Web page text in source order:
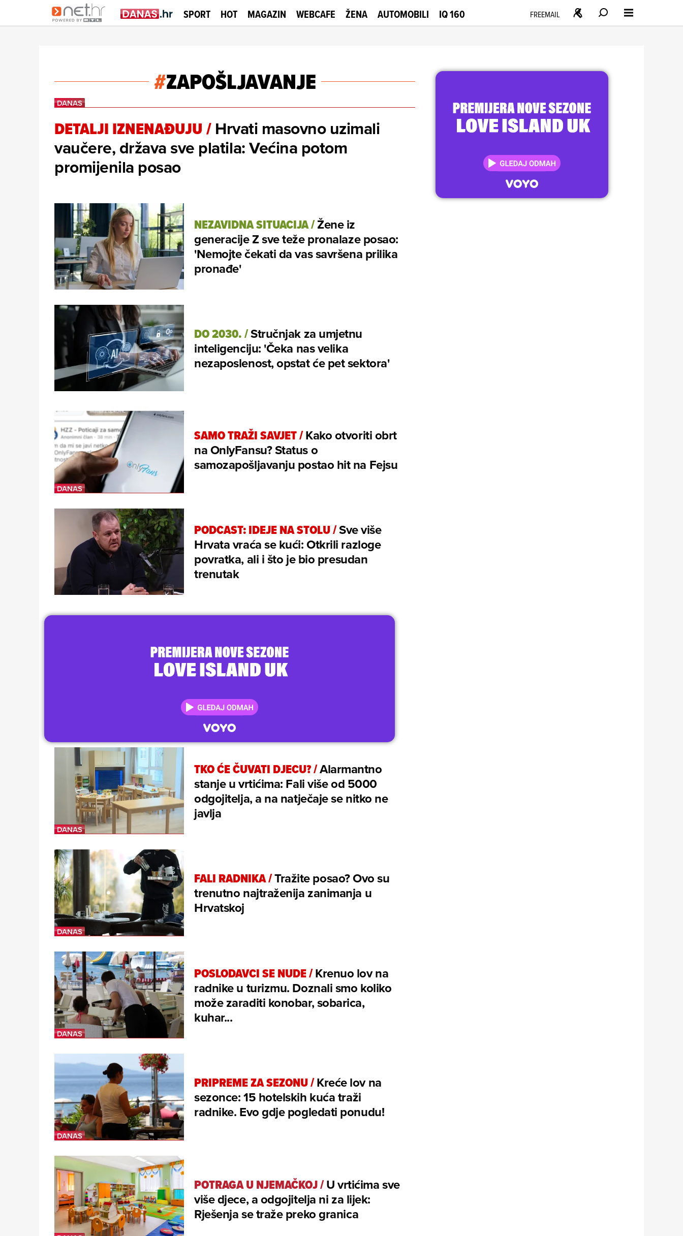
SPORT HOT MAGAZIN WEBCAFE ŽENA AUTOMOBILI IQ 160 FREEMAIL
#ZAPOŠLJAVANJE
DETALJI IZNENAĐUJU/Hrvati masovno uzimali
vaučere, država sve platila: Većina potom
promijenila posao
NEZAVIDNA SITUACIJA/Žene iz
generacije Z sve teže pronalaze posao:
'Nemojte čekati da vas savršena prilika
pronađe'
DO 2030./Stručnjak za umjetnu
inteligenciju: 'Čeka nas velika
nezaposlenost, opstat će pet sektora'
SAMO TRAŽI SAVJET/Kako otvoriti obrt
na OnlyFansu? Status o
samozapošljavanju postao hit na Fejsu
PODCAST: IDEJE NA STOLU/Sve više
Hrvata vraća se kući: Otkrili razloge
povratka, ali i što je bio presudan
trenutak
TKO ĆE ČUVATI DJECU?/Alarmantno
stanje u vrtićima: Fali više od 5000
odgojitelja, a na natječaje se nitko ne
javlja
FALI RADNIKA/Tražite posao? Ovo su
trenutno najtraženija zanimanja u
Hrvatskoj
POSLODAVCI SE NUDE/Krenuo lov na
radnike u turizmu. Doznali smo koliko
može zaraditi konobar, sobarica,
kuhar...
PRIPREME ZA SEZONU/Kreće lov na
sezonce: 15 hotelskih kuća traži
radnike. Evo gdje pogledati ponudu!
POTRAGA U NJEMAČKOJ/U vrtićima sve
više djece, a odgojitelja ni za lijek:
Rješenja se traže preko granica